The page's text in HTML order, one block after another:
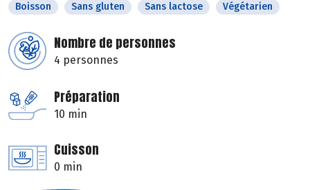
Boisson Sans gluten Sans lactose Végétarien
Nombre de personnes
4 personnes
Préparation
10 min
Cuisson
0 min